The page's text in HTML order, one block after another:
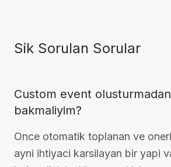
Sik Sorulan Sorular
Custom event
bakmaliyim?
Once otomatik toplanan ve
ayni ihtiyaci karsilayan bir yapi